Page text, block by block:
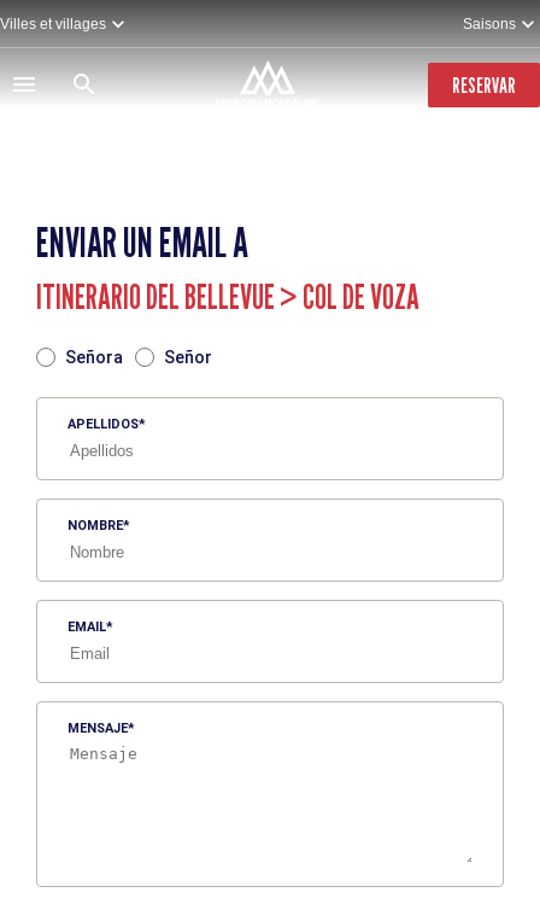
Pasar
al
contenido
principal
Villes et villages Saisons
RESERVAR
ENVIAR UN EMAIL A
ITINERARIO DEL BELLEVUE > COL DE VOZA
Señora Señor
APELLIDOS
NOMBRE
EMAIL
MENSAJE